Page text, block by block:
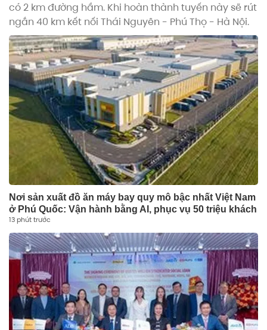
có 2 km đường hầm. Khi hoàn thành tuyến này sẽ rút
ngắn 40 km kết nối Thái Nguyên - Phú Thọ - Hà Nội.
Nơi sản xuất đồ ăn máy bay quy mô bậc nhất Việt Nam
ở Phú Quốc: Vận hành bằng AI, phục vụ 50 triệu khách
13 phút trước